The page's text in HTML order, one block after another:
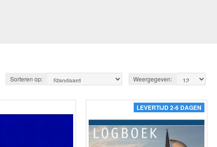
Sorteren op: Weergegeven:
LEVERTIJD 2-6 DAGEN